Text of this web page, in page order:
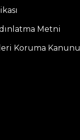
Metni
Koruma Kanunu